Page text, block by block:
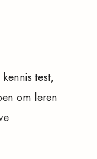
test,
om leren